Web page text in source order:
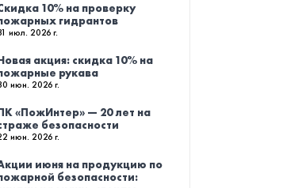
10% на проверку
гидрантов
июл. 2026 г.
акция: скидка 10% на
рукава
июн. 2026 г.
«ПожИнтер» — 20 лет на
безопасности
июн. 2026 г.
июня на продукцию по
безопасности: